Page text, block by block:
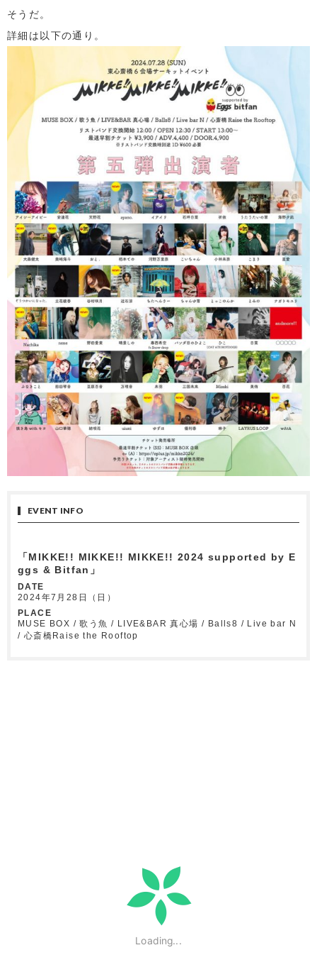
そうだ。
詳細は以下の通り。
EVENT INFO
「MIKKE!! MIKKE!! MIKKE!! 2024 supported by E
ggs & Bitfan」
DATE
2024年7月28日（日）
PLACE
MUSE BOX / 歌う魚 / LIVE&BAR 真心場 / Balls8 / Live bar N
/ 心斎橋Raise the Rooftop